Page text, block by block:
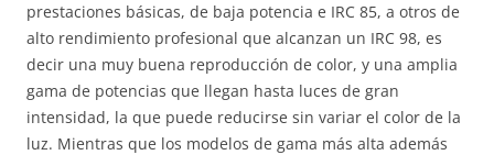
prestaciones básicas, de baja potencia e IRC 85, a otros de
alto rendimiento profesional que alcanzan un IRC 98, es
decir una muy buena reproducción de color, y una amplia
gama de potencias que llegan hasta luces de gran
intensidad, la que puede reducirse sin variar el color de la
luz. Mientras que los modelos de gama más alta además